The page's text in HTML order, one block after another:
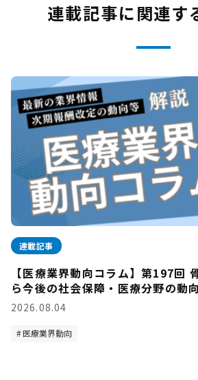
連載記事に関連す
連載記事
【医療業界動向コラム】第197回
ら今後の社会保障・医療分野の
2026.08.04
医療業界動向